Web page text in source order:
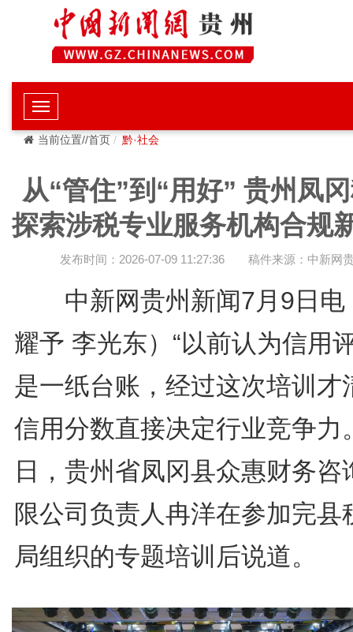
当前位置//首页 黔·社会
从“管住”到“用好” 贵州凤
探索涉税专业服务机构合规
发布时间：2026-07-09 11:27:36 稿件来源：中新网
中新网贵州新闻7月9日电
耀予 李光东）“以前认为信用
是一纸台账，经过这次培训才
信用分数直接决定行业竞争力
日，贵州省凤冈县众惠财务咨
限公司负责人冉洋在参加完县
局组织的专题培训后说道。